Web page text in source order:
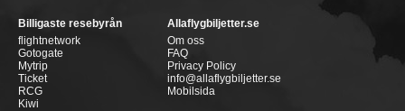
Billigaste resebyrån
flightnetwork
Gotogate
Mytrip
Ticket
RCG
Kiwi
Allaflygbiljetter.se
Om oss
FAQ
Privacy Policy
info@allaflygbiljetter.se
Mobilsida